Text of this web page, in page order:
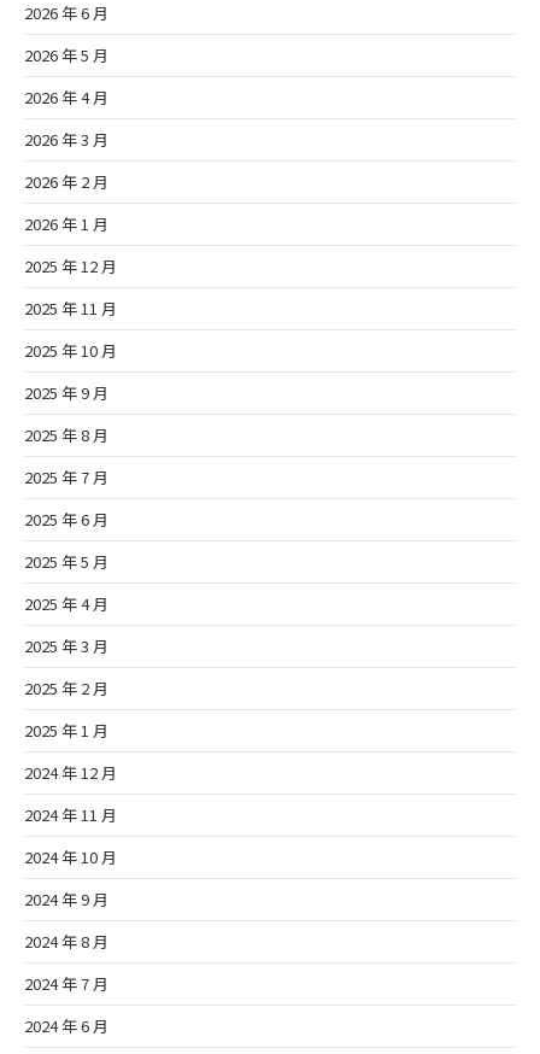
2026 年 6 月
2026 年 5 月
2026 年 4 月
2026 年 3 月
2026 年 2 月
2026 年 1 月
2025 年 12 月
2025 年 11 月
2025 年 10 月
2025 年 9 月
2025 年 8 月
2025 年 7 月
2025 年 6 月
2025 年 5 月
2025 年 4 月
2025 年 3 月
2025 年 2 月
2025 年 1 月
2024 年 12 月
2024 年 11 月
2024 年 10 月
2024 年 9 月
2024 年 8 月
2024 年 7 月
2024 年 6 月